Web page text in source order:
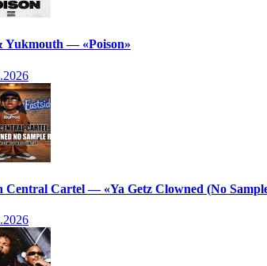
Yukmouth — «Poison»
Central Cartel — «Ya Getz Clowned (No